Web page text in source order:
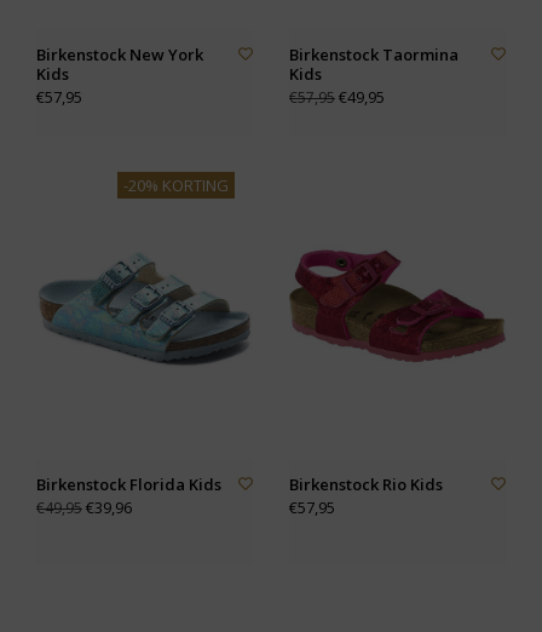
Birkenstock New York
Kids
€57,95
Birkenstock Taormina
Kids
€57,95€49,95
-20% KORTING
Birkenstock Florida Kids
€49,95€39,96
Birkenstock Rio Kids
€57,95